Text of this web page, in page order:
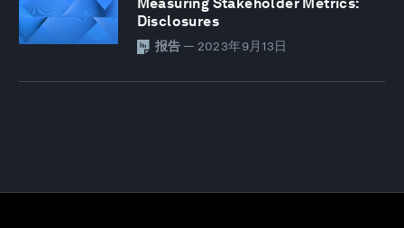
Disclosures
报告 — 2023年9月13日